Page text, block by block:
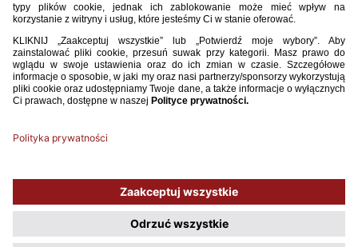
Jakub Mądrzyk (Miedź Legnica)
Tomasz Neugebauer (Lechia Gdańsk)
Cezary Polak (Kotwica Kołobrzeg)
Wiktor Matyjewicz (Athens Kallithea FC)
Bartosz Smolarczyk (FC Dordrecht)
Kacper Urbański (Bologna FC)
Oliwier Zych (Aston Villa FC)
Używamy plików cookies, aby ułatwić Ci korzystanie z naszego serwisu
oraz do celów statystycznych. Jeśli nie blokujesz tych plików, to zgadzasz
się na ich użycie oraz zapisanie w pamięci urządzenia. Pamiętaj, że
możesz samodzielnie zarządzać cookies, zmieniając ustawienia